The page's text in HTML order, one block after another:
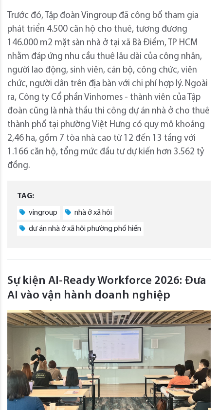
Trước đó, Tập đoàn Vingroup đã công bố tham gia
phát triển 4.500 căn hộ cho thuê, tương đương
146.000 m2 mặt sàn nhà ở tại xã Bà Điểm, TP HCM
nhằm đáp ứng nhu cầu thuê lâu dài của công nhân,
người lao động, sinh viên, cán bộ, công chức, viên
chức, người dân trên địa bàn với chi phí hợp lý. Ngoài
ra, Công ty Cổ phần Vinhomes - thành viên của Tập
đoàn cũng là nhà thầu thi công dự án nhà ở cho thuê
thành phố tại phường Việt Hưng có quy mô khoảng
2,46 ha, gồm 7 tòa nhà cao từ 12 đến 13 tầng với
1.166 căn hộ, tổng mức đầu tư dự kiến hơn 3.562 tỷ
đồng.
TAG:
vingroup nhà ở xã hội
dự án nhà ở xã hội phường phố hiến
Sự kiện AI-Ready Workforce 2026: Đưa
AI vào vận hành doanh nghiệp